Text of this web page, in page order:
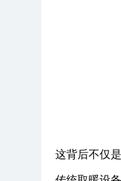
这背后不仅